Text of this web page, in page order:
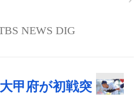
NEWS DIG
甲府が初戦突